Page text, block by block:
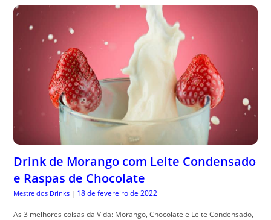
Drink de Morango com Leite Condensado
e Raspas de Chocolate
Mestre dos Drinks | 18 de fevereiro de 2022
As 3 melhores coisas da Vida: Morango, Chocolate e Leite Condensado,